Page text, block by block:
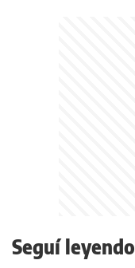
Seguí leyendo